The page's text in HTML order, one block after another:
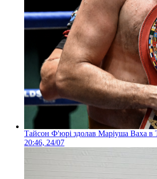
Тайсон Ф'юрі здолав Маріуша Ваха в
20:46, 24/07